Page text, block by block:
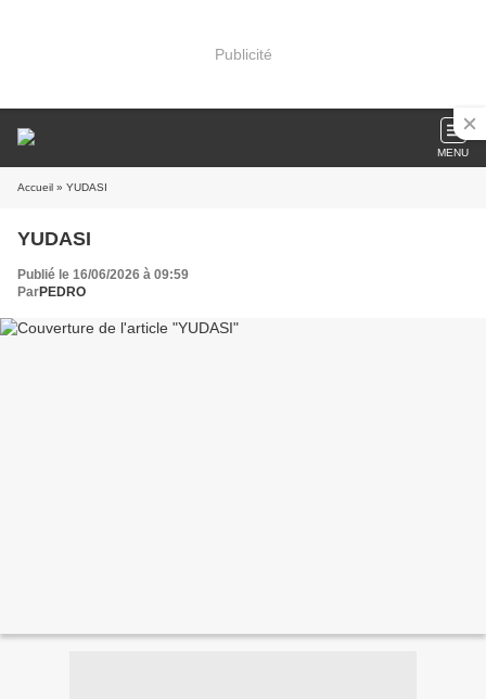
Publicité
MENU
Accueil » YUDASI
YUDASI
Publié le 16/06/2026 à 09:59
Par​​​​​​​PEDRO